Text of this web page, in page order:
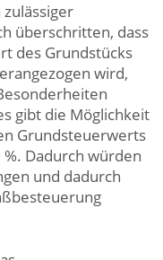
überschritten, dass
des Grundstücks
wird,
gibt die Möglichkeit
Grundsteuerwerts
Dadurch würden
und dadurch